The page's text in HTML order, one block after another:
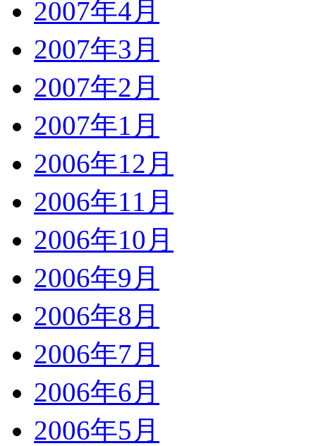
2007年4月
2007年3月
2007年2月
2007年1月
2006年12月
2006年11月
2006年10月
2006年9月
2006年8月
2006年7月
2006年6月
2006年5月